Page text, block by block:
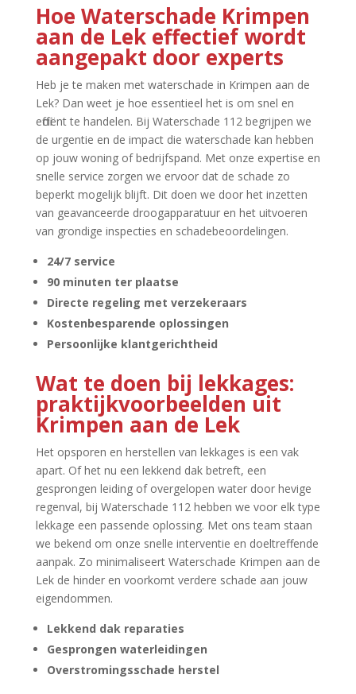
Hoe Waterschade Krimpen
aan de Lek effectief wordt
aangepakt door experts
Heb je te maken met waterschade in Krimpen aan de
Lek? Dan weet je hoe essentieel het is om snel en
efficiënt te handelen.​ Bij Waterschade 112 begrijpen we
de urgentie en de impact die waterschade kan hebben
op jouw woning of bedrijfspand.​ Met onze expertise en
snelle service zorgen we ervoor dat de schade zo
beperkt mogelijk blijft.​ Dit doen we door het inzetten
van geavanceerde droogapparatuur en het uitvoeren
van grondige inspecties en schadebeoordelingen.​
24/7 service
90 minuten ter plaatse
Directe regeling met verzekeraars
Kostenbesparende oplossingen
Persoonlijke klantgerichtheid
Wat te doen bij lekkages:
praktijkvoorbeelden uit
Krimpen aan de Lek
Het opsporen en herstellen van lekkages is een vak
apart.​ Of het nu een lekkend dak betreft, een
gesprongen leiding of overgelopen water door hevige
regenval, bij Waterschade 112 hebben we voor elk type
lekkage een passende oplossing.​ Met ons team staan
we bekend om onze snelle interventie en doeltreffende
aanpak.​ Zo minimaliseert Waterschade Krimpen aan de
Lek de hinder en voorkomt verdere schade aan jouw
eigendommen.​
Lekkend dak reparaties
Gesprongen waterleidingen
Overstromingsschade herstel